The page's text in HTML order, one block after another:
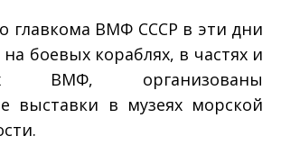
главкома ВМФ СССР в эти дни
боевых кораблях, в частях и
ВМФ, организованы
выставки в музеях морской